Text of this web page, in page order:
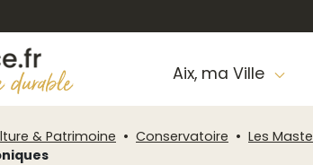
Aix, ma Ville
& Patrimoine Conservatoire Les